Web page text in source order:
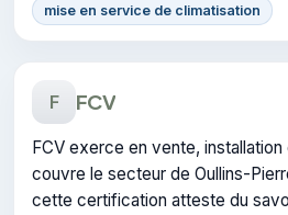
mise en service de climatisation
F FCV
FCV exerce en vente,
couvre le secteur de Oullins-
cette certification atteste du